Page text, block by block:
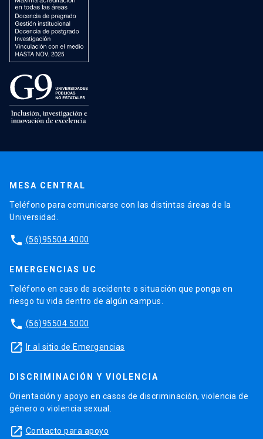
MESA CENTRAL
Teléfono para comunicarse con las distintas áreas de la
Universidad.
phone (56)95504 4000
EMERGENCIAS UC
Teléfono en caso de accidente o situación que ponga en
riesgo tu vida dentro de algún campus.
phone (56)95504 5000
launch Ir al sitio de Emergencias
DISCRIMINACIÓN Y VIOLENCIA
Orientación y apoyo en casos de discriminación, violencia de
género o violencia sexual.
launch Contacto para apoyo